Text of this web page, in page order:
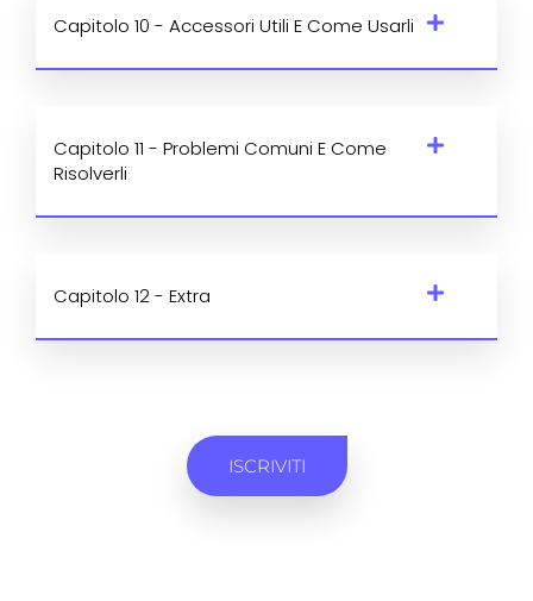
Capitolo 10 - Accessori Utili E Come Usarli
Capitolo 11 - Problemi Comuni E Come
Risolverli
Capitolo 12 - Extra
ISCRIVITI